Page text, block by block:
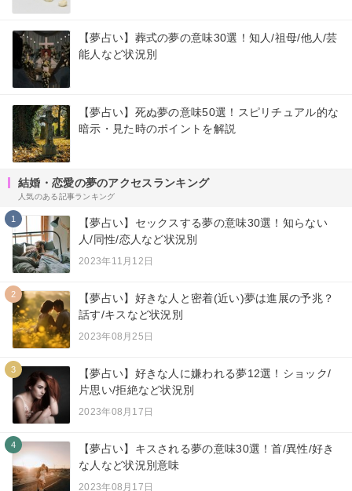
【夢占い】葬式の夢の意味30選！知人/祖母/他人/芸
能人など状況別
【夢占い】死ぬ夢の意味50選！スピリチュアル的な
暗示・見た時のポイントを解説
結婚・恋愛の夢のアクセスランキング
人気のある記事ランキング
1
【夢占い】セックスする夢の意味30選！知らない
人/同性/恋人など状況別
2023年11月12日
2
【夢占い】好きな人と密着(近い)夢は進展の予兆？
話す/キスなど状況別
2023年08月25日
3
【夢占い】好きな人に嫌われる夢12選！ショック/
片思い/拒絶など状況別
2023年08月17日
4
【夢占い】キスされる夢の意味30選！首/異性/好き
な人など状況別意味
2023年08月17日